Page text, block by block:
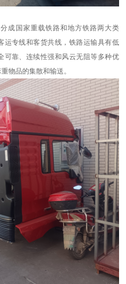
成国家重载铁路和地方铁路两大类
运专线和客货共线，铁路运输具有低
可靠、连续性强和风云无阻等多种优
物品的集散和输送。